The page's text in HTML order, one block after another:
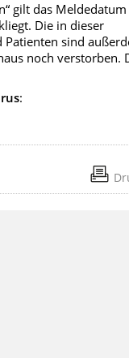
gilt das Meldedatum
Die in dieser
Patienten sind
noch verstorben.
: